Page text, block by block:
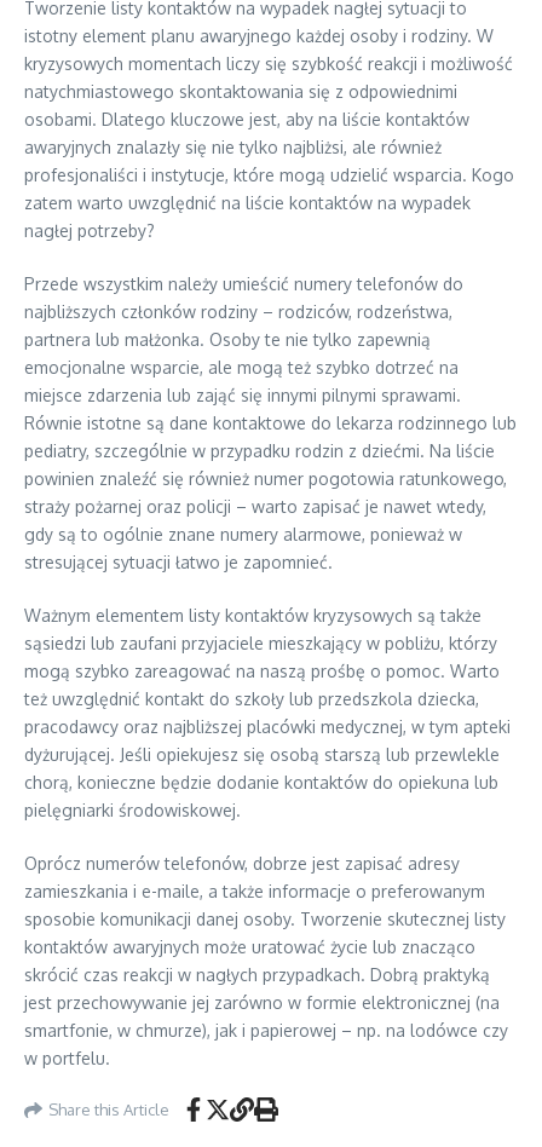
Tworzenie listy kontaktów na wypadek nagłej sytuacji to
istotny element planu awaryjnego każdej osoby i rodziny. W
kryzysowych momentach liczy się szybkość reakcji i możliwość
natychmiastowego skontaktowania się z odpowiednimi
osobami. Dlatego kluczowe jest, aby na liście kontaktów
awaryjnych znalazły się nie tylko najbliżsi, ale również
profesjonaliści i instytucje, które mogą udzielić wsparcia. Kogo
zatem warto uwzględnić na liście kontaktów na wypadek
nagłej potrzeby?
Przede wszystkim należy umieścić numery telefonów do
najbliższych członków rodziny – rodziców, rodzeństwa,
partnera lub małżonka. Osoby te nie tylko zapewnią
emocjonalne wsparcie, ale mogą też szybko dotrzeć na
miejsce zdarzenia lub zająć się innymi pilnymi sprawami.
Równie istotne są dane kontaktowe do lekarza rodzinnego lub
pediatry, szczególnie w przypadku rodzin z dziećmi. Na liście
powinien znaleźć się również numer pogotowia ratunkowego,
straży pożarnej oraz policji – warto zapisać je nawet wtedy,
gdy są to ogólnie znane numery alarmowe, ponieważ w
stresującej sytuacji łatwo je zapomnieć.
Ważnym elementem listy kontaktów kryzysowych są także
sąsiedzi lub zaufani przyjaciele mieszkający w pobliżu, którzy
mogą szybko zareagować na naszą prośbę o pomoc. Warto
też uwzględnić kontakt do szkoły lub przedszkola dziecka,
pracodawcy oraz najbliższej placówki medycznej, w tym apteki
dyżurującej. Jeśli opiekujesz się osobą starszą lub przewlekle
chorą, konieczne będzie dodanie kontaktów do opiekuna lub
pielęgniarki środowiskowej.
Oprócz numerów telefonów, dobrze jest zapisać adresy
zamieszkania i e-maile, a także informacje o preferowanym
sposobie komunikacji danej osoby. Tworzenie skutecznej listy
kontaktów awaryjnych może uratować życie lub znacząco
skrócić czas reakcji w nagłych przypadkach. Dobrą praktyką
jest przechowywanie jej zarówno w formie elektronicznej (na
smartfonie, w chmurze), jak i papierowej – np. na lodówce czy
w portfelu.
Share this Article